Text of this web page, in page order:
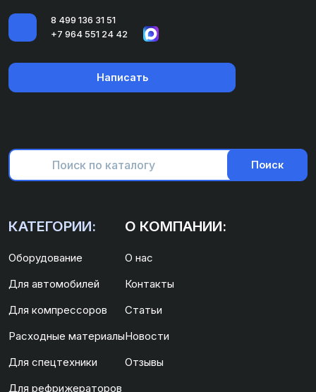
8 499 136 31 51
+7 964 551 24 42
Написать
Поиск
КАТЕГОРИИ:
Оборудование
Для автомобилей
Для компрессоров
Расходные материалы
Для спецтехники
Для рефрижераторов
О КОМПАНИИ:
О нас
Контакты
Статьи
Новости
Отзывы